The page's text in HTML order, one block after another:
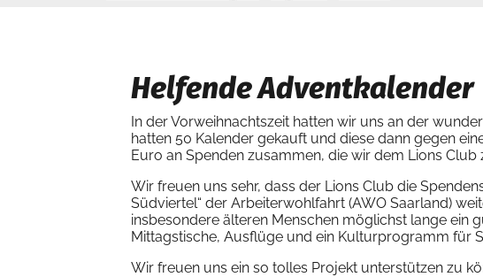
Helfende Adventkalender
In der Vorweihnachtszeit hatten wir uns an der
hatten 50 Kalender gekauft und diese dann gegen
Euro an Spenden zusammen, die wir dem Lions
Wir freuen uns sehr, dass der Lions Club die
Südviertel“ der Arbeiterwohlfahrt (AWO Saarland)
insbesondere älteren Menschen möglichst lange ein
Mittagstische, Ausflüge und ein Kulturprogramm für
Wir freuen uns ein so tolles Projekt unterstützen zu